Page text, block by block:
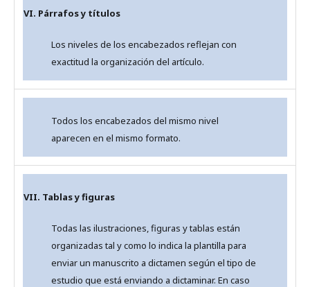
VI. Párrafos y títulos
Los niveles de los encabezados reflejan con
exactitud la organización del artículo.
Todos los encabezados del mismo nivel
aparecen en el mismo formato.
VII. Tablas y figuras
Todas las ilustraciones, figuras y tablas están
organizadas tal y como lo indica la plantilla para
enviar un manuscrito a dictamen según el tipo de
estudio que está enviando a dictaminar. En caso